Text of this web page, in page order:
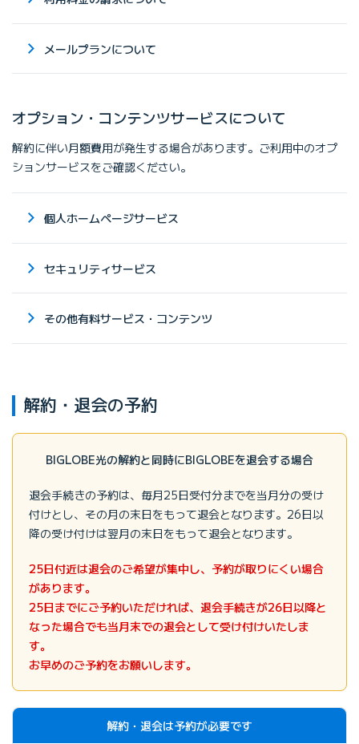
メールプランについて
オプション・コンテンツサービスについて
解約に伴い月額費用が発生する場合があります。ご利用中のオプ
ションサービスをご確認ください。
個人ホームページサービス
セキュリティサービス
その他有料サービス・コンテンツ
解約・退会の予約
BIGLOBE光の解約と同時にBIGLOBEを退会する場合
退会手続きの予約は、毎月25日受付分までを当月分の受け
付けとし、その月の末日をもって退会となります。26日以
降の受け付けは翌月の末日をもって退会となります。
25日付近は退会のご希望が集中し、予約が取りにくい場合
があります。
25日までにご予約いただければ、退会手続きが26日以降と
なった場合でも当月末での退会として受け付けいたしま
す。
お早めのご予約をお願いします。
解約・退会は予約が必要です